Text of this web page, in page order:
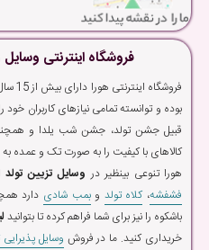
فروشگاه اینترنتی
فروشگاه اینترنتی هورا دارای بیش از 15 سال سابقه در زمینه
بوده و توانسته تمامی نیازهای کاربران
قبیل جشن تولد، جشن شب یلدا و
کالاهای با کیفیت را به صورت تک و عمده
هورا تنوعی بینظیر در وسایل تزیین تولد
فشفشه،کلاه تولد وبمب شادی دارد
باشکوه را نیز برای شما فراهم کرده تا بتوانید
خریداری کنید. ما در فروش وسایل پذیرایی